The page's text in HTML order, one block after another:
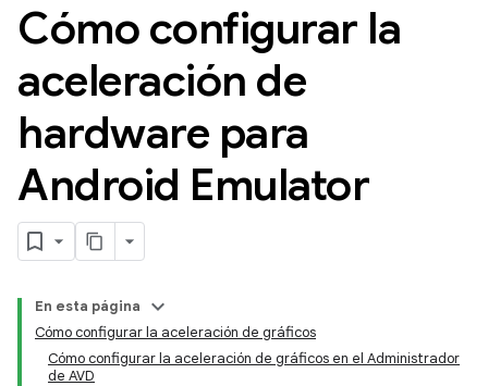
Cómo configurar la
aceleración de
hardware para
Android Emulator
En esta página
Cómo configurar la aceleración de gráficos
Cómo configurar la aceleración de gráficos en el Administrador
de AVD